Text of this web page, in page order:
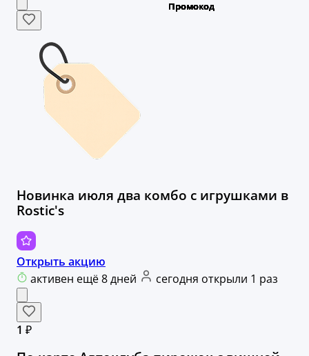
Новинка июля два комбо с игрушками в
Rostic's
Открыть акцию
активен ещё 8 дней
сегодня открыли 1 раз
1 ₽